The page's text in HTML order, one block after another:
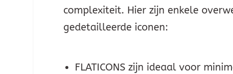
complexiteit. Hier zijn enkele
gedetailleerde iconen:
FLATICONS zijn ideaal voor